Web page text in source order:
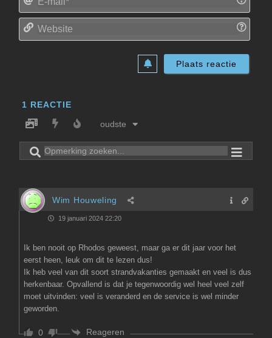
1 REACTIE
oudste
Wim Houweling
19 januari 2024 22:20
Ik ben nooit op Rhodos geweest, maar ga er dit jaar voor het
eerst heen, leuk om dit te lezen dus!
Ik heb veel van dit soort strandvakanties gemaakt en veel is dus
herkenbaar. Opvallend is dat je tegenwoordig wel heel veel zelf
moet uitvinden: veel is veranderd en de service is wel minder
geworden.
0 Reageren